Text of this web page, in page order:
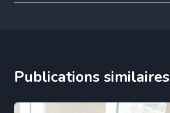
Publications similaires